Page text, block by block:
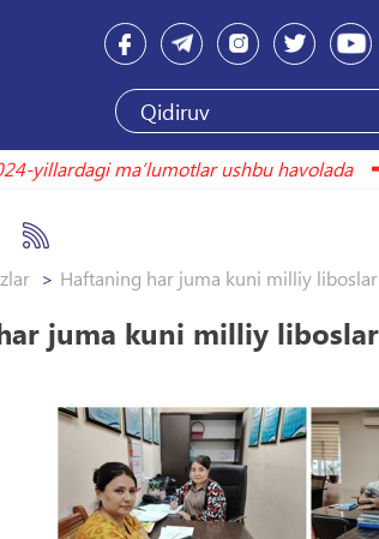
yillardagi maʼlumotlar ushbu
Haftaning har juma kuni milliy
juma kuni milliy